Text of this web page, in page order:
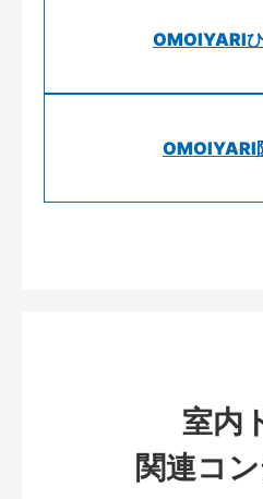
OMOIYARI
OMOIYARI
室内
関連コ